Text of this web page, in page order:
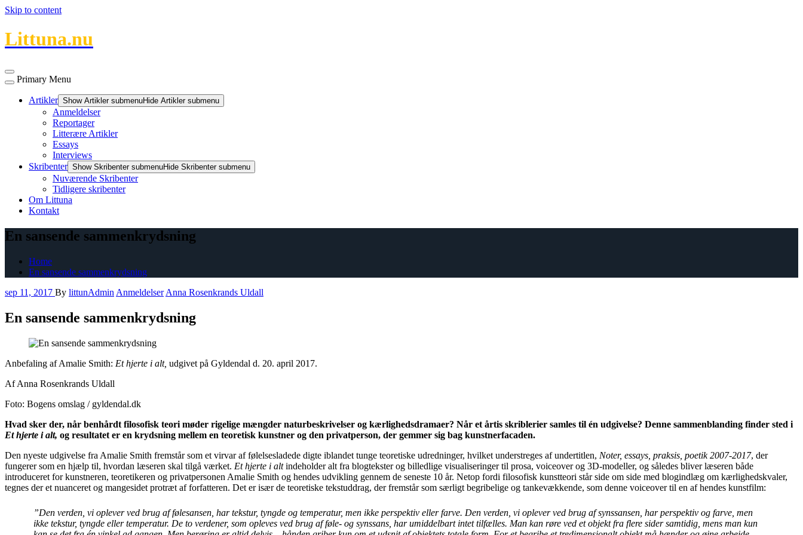
Skip to content
Littuna.nu
Primary Menu
Artikler Show Artikler submenuHide Artikler submenu
Anmeldelser
Reportager
Litterære Artikler
Essays
Interviews
Skribenter Show Skribenter submenuHide Skribenter submenu
Nuværende Skribenter
Tidligere skribenter
Om Littuna
Kontakt
En sansende sammenkrydsning
Home
En sansende sammenkrydsning
sep 11, 2017 By littunAdmin Anmeldelser Anna Rosenkrands Uldall
En sansende sammenkrydsning
Anbefaling af Amalie Smith: Et hjerte i alt, udgivet på Gyldendal d. 20. april 2017.
Af Anna Rosenkrands Uldall
Foto: Bogens omslag / gyldendal.dk
Hvad sker der, når benhårdt filosofisk teori møder rigelige mængder naturbeskrivelser og kærlighedsdramaer? Når et årtis skriblerier samles til én udgivelse? Denne sammenblanding finder sted i
Et hjerte i alt, og resultatet er en krydsning mellem en teoretisk kunstner og den privatperson, der gemmer sig bag kunstnerfacaden.
Den nyeste udgivelse fra Amalie Smith fremstår som et virvar af følelsesladede digte iblandet tunge teoretiske udredninger, hvilket understreges af undertitlen, Noter, essays, praksis, poetik 2007-2017, der
fungerer som en hjælp til, hvordan læseren skal tilgå værket. Et hjerte i altindeholder alt fra blogtekster og billedlige visualiseringer til prosa, voiceover og 3D-modeller, og således bliver læseren både
introduceret for kunstneren, teoretikeren og privatpersonen Amalie Smith og hendes udvikling gennem de seneste 10 år. Netop fordi filosofisk kunstteori står side om side med blogindlæg om kærlighedskvaler,
tegnes der et nuanceret og mangesidet protræt af forfatteren. Det er især de teoretiske tekstuddrag, der fremstår som særligt begribelige og tankevækkende, som denne voiceover til en af hendes kunstfilm:
”Den verden, vi oplever ved brug af følesansen, har tekstur, tyngde og temperatur, men ikke perspektiv eller farve. Den verden, vi oplever ved brug af synssansen, har perspektiv og farve, men
ikke tekstur, tyngde eller temperatur. De to verdener, som opleves ved brug af føle- og synssans, har umiddelbart intet tilfælles. Man kan røre ved et objekt fra flere sider samtidig, mens man kun